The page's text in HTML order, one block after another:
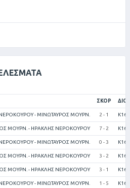
ΣΚΟΡ
- ΜΙΝΩΤΑΥΡΟΣ ΜΟΥΡΝ. 2 - 1 Κ16
ΜΟΥΡΝ. - ΗΡΑΚΛΗΣ ΝΕΡΟΚΟΥΡΟΥ 7 - 2 Κ16
- ΜΙΝΩΤΑΥΡΟΣ ΜΟΥΡΝ. 0 - 3 Κ16
ΜΟΥΡΝ. - ΗΡΑΚΛΗΣ ΝΕΡΟΚΟΥΡΟΥ 3 - 2 Κ16
ΜΟΥΡΝ. - ΗΡΑΚΛΗΣ ΝΕΡΟΚΟΥΡΟΥ 3 - 1 Κ16
- ΜΙΝΩΤΑΥΡΟΣ ΜΟΥΡΝ. 1 - 5 Κ16